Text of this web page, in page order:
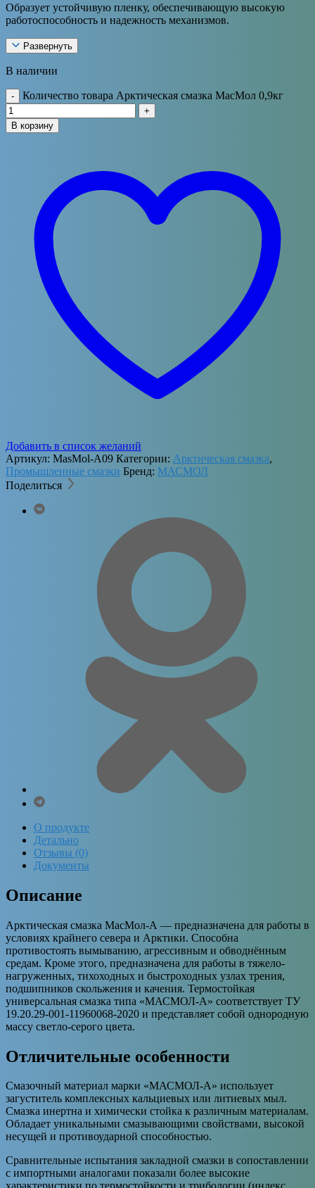
Образует устойчивую пленку, обеспечивающую высокую
работоспособность и надежность механизмов.
Развернуть
В наличии
- Количество товара Арктическая смазка МасМол 0,9кг
+
В корзину
Добавить в список желаний
Артикул: MasMol-A09 Категории: Арктическая смазка,
Промышленные смазки Бренд: МАСМОЛ
Поделиться
О продукте
Детально
Отзывы (0)
Документы
Описание
Арктическая смазка МасМол-А — предназначена для работы в
условиях крайнего севера и Арктики. Способна
противостоять вымыванию, агрессивным и обводнённым
средам. Кроме этого, предназначена для работы в тяжело-
нагруженных, тихоходных и быстроходных узлах трения,
подшипников скольжения и качения. Термостойкая
универсальная смазка типа «МАСМОЛ-А» соответствует ТУ
19.20.29-001-11960068-2020 и представляет собой однородную
массу светло-серого цвета.
Отличительные особенности
Смазочный материал марки «МАСМОЛ-А» использует
загуститель комплексных кальциевых или литиевых мыл.
Смазка инертна и химически стойка к различным материалам.
Обладает уникальными смазывающими свойствами, высокой
несущей и противоударной способностью.
Сравнительные испытания закладной смазки в сопоставлении
с импортными аналогами показали более высокие